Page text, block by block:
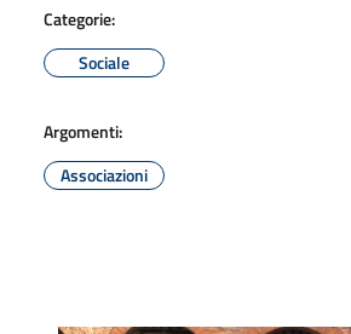
Categorie:
Sociale
Argomenti:
Associazioni